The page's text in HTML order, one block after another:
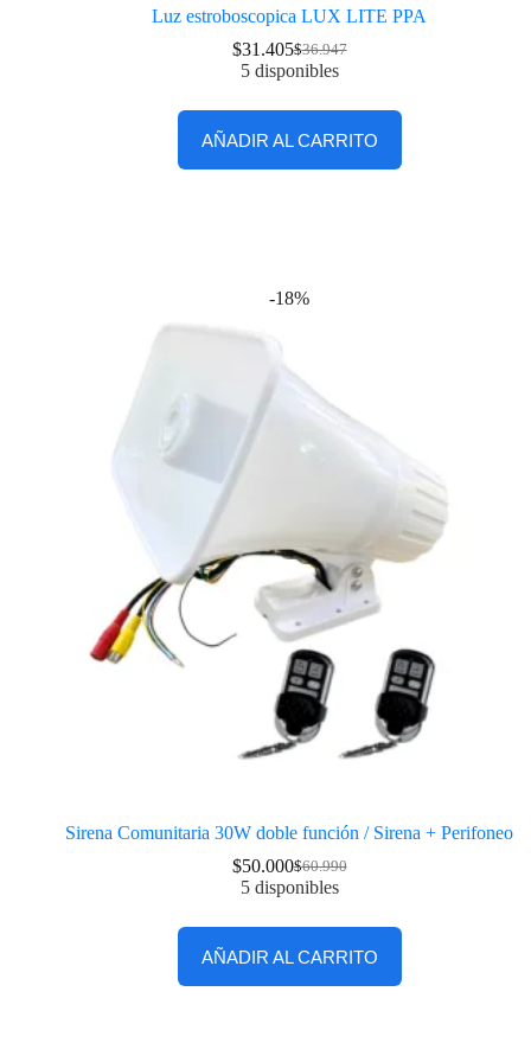
Luz estroboscopica LUX LITE PPA
$36.947
$31.405
5 disponibles
AÑADIR AL CARRITO
-18%
Sirena Comunitaria 30W doble función / Sirena + Perifoneo
$60.990
$50.000
5 disponibles
AÑADIR AL CARRITO